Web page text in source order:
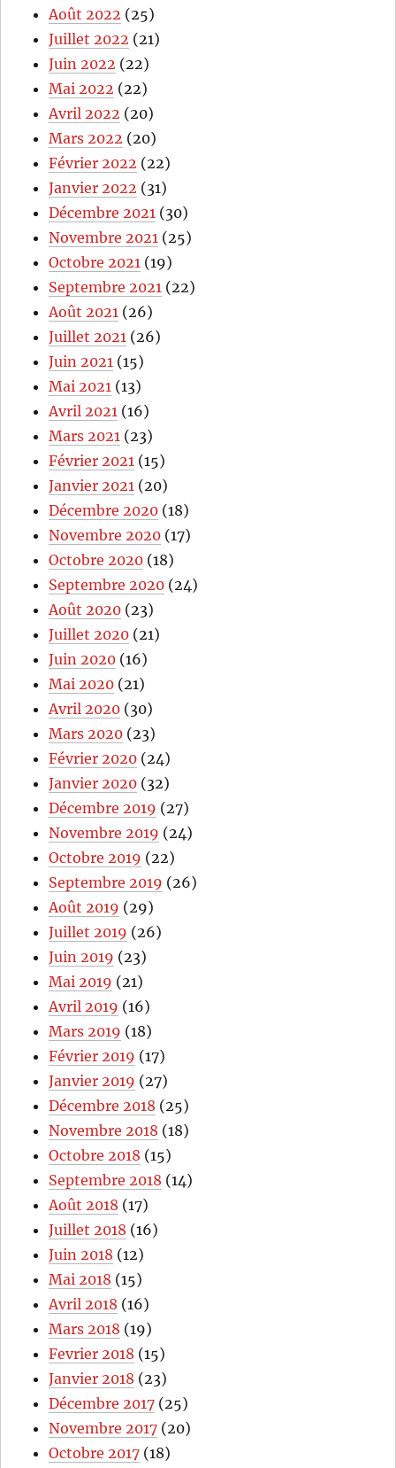
Août 2022 (25)
Juillet 2022 (21)
Juin 2022 (22)
Mai 2022 (22)
Avril 2022 (20)
Mars 2022 (20)
Février 2022 (22)
Janvier 2022 (31)
Décembre 2021 (30)
Novembre 2021 (25)
Octobre 2021 (19)
Septembre 2021 (22)
Août 2021 (26)
Juillet 2021 (26)
Juin 2021 (15)
Mai 2021 (13)
Avril 2021 (16)
Mars 2021 (23)
Février 2021 (15)
Janvier 2021 (20)
Décembre 2020 (18)
Novembre 2020 (17)
Octobre 2020 (18)
Septembre 2020 (24)
Août 2020 (23)
Juillet 2020 (21)
Juin 2020 (16)
Mai 2020 (21)
Avril 2020 (30)
Mars 2020 (23)
Février 2020 (24)
Janvier 2020 (32)
Décembre 2019 (27)
Novembre 2019 (24)
Octobre 2019 (22)
Septembre 2019 (26)
Août 2019 (29)
Juillet 2019 (26)
Juin 2019 (23)
Mai 2019 (21)
Avril 2019 (16)
Mars 2019 (18)
Février 2019 (17)
Janvier 2019 (27)
Décembre 2018 (25)
Novembre 2018 (18)
Octobre 2018 (15)
Septembre 2018 (14)
Août 2018 (17)
Juillet 2018 (16)
Juin 2018 (12)
Mai 2018 (15)
Avril 2018 (16)
Mars 2018 (19)
Fevrier 2018 (15)
Janvier 2018 (23)
Décembre 2017 (25)
Novembre 2017 (20)
Octobre 2017 (18)